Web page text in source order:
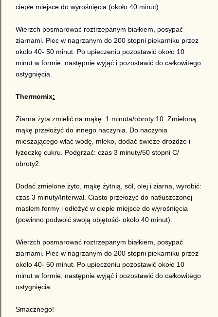
ciepłe miejsce do wyrośnięcia (około 40 minut).
Wierzch posmarować roztrzepanym białkiem, posypać
ziarnami. Piec w nagrzanym do 200 stopni piekarniku przez
około 40- 50 minut. Po upieczeniu pozostawić około 10
minut w formie, następnie wyjąć i pozostawić do całkowitego
ostygnięcia.
Thermomix:
Ziarna żyta zmielić na mąkę: 1 minuta/obroty 10. Zmieloną
mąkę przełożyć do innego naczynia. Do naczynia
mieszającego wlać wodę, mleko, dodać świeże drożdże i
łyżeczkę cukru. Podgrzać: czas 3 minuty/50 stopni C/
obroty2.
Dodać zmielone żyto, mąkę żytnią, sól, olej i ziarna, wyrobić:
czas 3 minuty/Interwał. Ciasto przełożyć do natłuszczonej
masłem formy i odłożyć w ciepłe miejsce do wyrośnięcia
(powinno podwoić swoją objętość- około 40 minut).
Wierzch posmarować roztrzepanym białkiem, posypać
ziarnami. Piec w nagrzanym do 200 stopni piekarniku przez
około 40- 50 minut. Po upieczeniu pozostawić około 10
minut w formie, następnie wyjąć i pozostawić do całkowitego
ostygnięcia.
Smacznego!